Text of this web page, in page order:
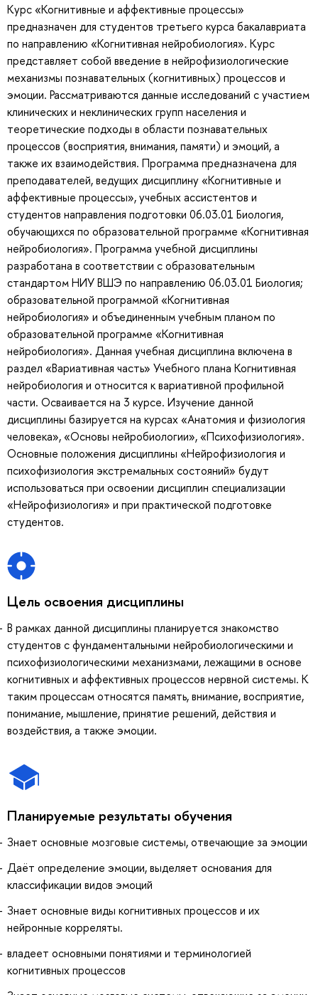
Курс «Когнитивные и аффективные процессы»
предназначен для студентов третьего курса бакалавриата
по направлению «Когнитивная нейробиология». Курс
представляет собой введение в нейрофизиологические
механизмы познавательных (когнитивных) процессов и
эмоции. Рассматриваются данные исследований с участием
клинических и неклинических групп населения и
теоретические подходы в области познавательных
процессов (восприятия, внимания, памяти) и эмоций, а
также их взаимодействия. Программа предназначена для
преподавателей, ведущих дисциплину «Когнитивные и
аффективные процессы», учебных ассистентов и
студентов направления подготовки 06.03.01 Биология,
обучающихся по образовательной программе «Когнитивная
нейробиология». Программа учебной дисциплины
разработана в соответствии с образовательным
стандартом НИУ ВШЭ по направлению 06.03.01 Биология;
образовательной программой «Когнитивная
нейробиология» и объединенным учебным планом по
образовательной программе «Когнитивная
нейробиология». Данная учебная дисциплина включена в
раздел «Вариативная часть» Учебного плана Когнитивная
нейробиология и относится к вариативной профильной
части. Осваивается на 3 курсе. Изучение данной
дисциплины базируется на курсах «Анатомия и физиология
человека», «Основы нейробиологии», «Психофизиология».
Основные положения дисциплины «Нейрофизиология и
психофизиология экстремальных состояний» будут
использоваться при освоении дисциплин специализации
«Нейрофизиология» и при практической подготовке
студентов.
Цель освоения дисциплины
В рамках данной дисциплины планируется знакомство
студентов с фундаментальными нейробиологическими и
психофизиологическими механизмами, лежащими в основе
когнитивных и аффективных процессов нервной системы. К
таким процессам относятся память, внимание, восприятие,
понимание, мышление, принятие решений, действия и
воздействия, а также эмоции.
Планируемые результаты обучения
Знает основные мозговые системы, отвечающие за эмоции
Даёт определение эмоции, выделяет основания для
классификации видов эмоций
Знает основные виды когнитивных процессов и их
нейронные корреляты.
владеет основными понятиями и терминологией
когнитивных процессов